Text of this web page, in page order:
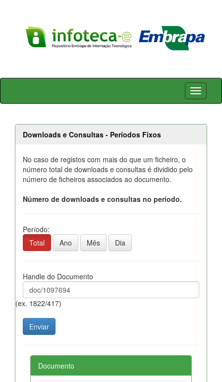
Skip
Downloads e Consultas - Períodos Fixos
No caso de registos com mais do que um ficheiro, o
número total de downloads e consultas é dividido pelo
número de ficheiros associados ao documento.
Número de downloads e consultas no período.
Período:
Total
Ano Mês Dia
Handle do Documento
(ex. 1822/417)
Documento